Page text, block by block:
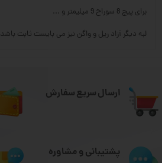
برای پیچ 8 سوراخ 9 میلیمتر و ...
لبه دیگر آزاد ریل و واگن نیز می بایست ثابت باشد.
ارسال سریع سفارش
پشتیبانی و مشاوره